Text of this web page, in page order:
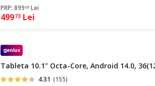
PRP: 899 03 Lei
49973 Lei
Tableta 10.1" Octa-Core, Android 14.0,
4.31 (155)